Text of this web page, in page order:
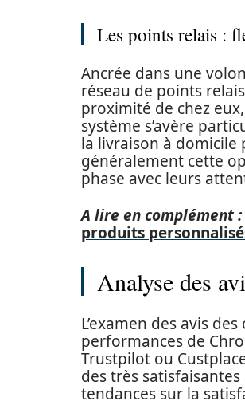
Les points relais :
Ancrée dans une
réseau de points
proximité de chez
système s’avère
la livraison à domicile
généralement cette
phase avec leurs
A lire en complément :
produits
Analyse des
L’examen des avis
performances de
Trustpilot ou
des très
tendances sur la